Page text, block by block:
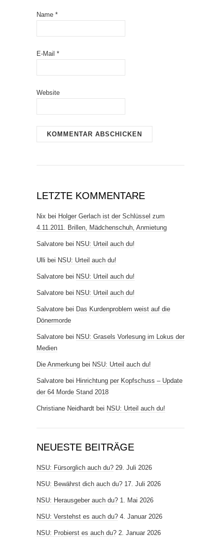
Name *
E-Mail *
Website
LETZTE KOMMENTARE
Nix bei Holger Gerlach ist der Schlüssel zum
4.11.2011. Brillen, Mädchenschuh, Anmietung
Salvatore bei NSU: Urteil auch du!
Ulli bei NSU: Urteil auch du!
Salvatore bei NSU: Urteil auch du!
Salvatore bei NSU: Urteil auch du!
Salvatore bei Das Kurdenproblem weist auf die
Dönermorde
Salvatore bei NSU: Grasels Vorlesung im Lokus der
Medien
Die Anmerkung bei NSU: Urteil auch du!
Salvatore bei Hinrichtung per Kopfschuss – Update
der 64 Morde Stand 2018
Christiane Neidhardt bei NSU: Urteil auch du!
NEUESTE BEITRÄGE
NSU: Fürsorglich auch du? 29. Juli 2026
NSU: Bewährst dich auch du? 17. Juli 2026
NSU: Herausgeber auch du? 1. Mai 2026
NSU: Verstehst es auch du? 4. Januar 2026
NSU: Probierst es auch du? 2. Januar 2026